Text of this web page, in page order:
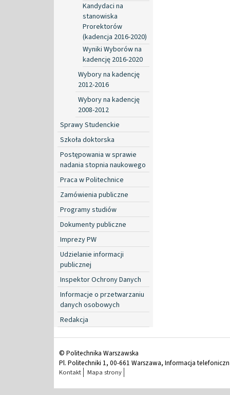
Kandydaci na
stanowiska
Prorektorów
(kadencja 2016-2020)
Wyniki Wyborów na
kadencję 2016-2020
Wybory na kadencję
2012-2016
Wybory na kadencję
2008-2012
Sprawy Studenckie
Szkoła doktorska
Postępowania w sprawie
nadania stopnia naukowego
Praca w Politechnice
Zamówienia publiczne
Programy studiów
Dokumenty publiczne
Imprezy PW
Udzielanie informacji
publicznej
Inspektor Ochrony Danych
Informacje o przetwarzaniu
danych osobowych
Redakcja
© Politechnika Warszawska
Pl. Politechniki 1, 00-661 Warszawa, Informacja
Kontakt Mapa strony